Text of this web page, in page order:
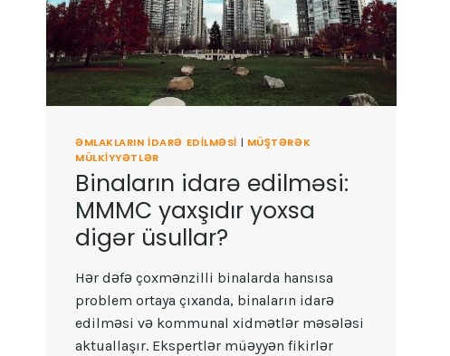
ƏMLAKLARIN IDARƏ EDILMƏSI | MÜŞTƏRƏK
MÜLKIYYƏTLƏR
Binaların idarə edilməsi:
MMMC yaxşıdır yoxsa
digər üsullar?
Hər dəfə çoxmənzilli binalarda hansısa
problem ortaya çıxanda, binaların idarə
edilməsi və kommunal xidmətlər məsələsi
aktuallaşır. Ekspertlər müəyyən fikirlər